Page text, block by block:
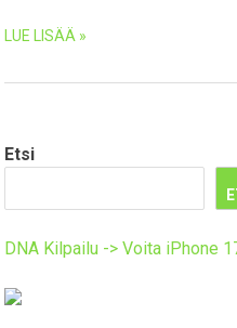
LUE LISÄÄ »
Etsi
DNA Kilpailu -> Voita iPhone